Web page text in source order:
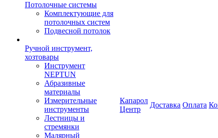
Потолочные системы
Комплектующие для
потолочных систем
Подвесной потолок
Ручной инструмент,
хозтовары
Инструмент
NEPTUN
Абразивные
материалы
Измерительные
инструменты
Лестницы и
стремянки
Малярный
Капарол
Центр
Доставка Оплата